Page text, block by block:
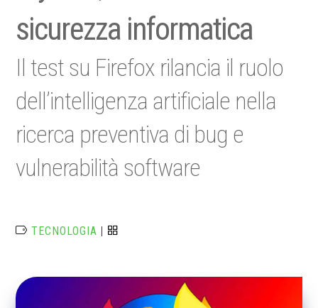
sicurezza informatica
Il test su Firefox rilancia il ruolo
dell’intelligenza artificiale nella
ricerca preventiva di bug e
vulnerabilità software
TECNOLOGIA |